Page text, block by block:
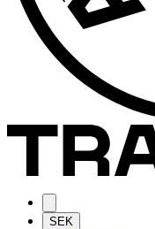
SEK